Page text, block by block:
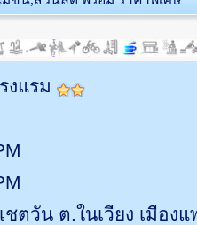
งแรม
ชตวัน ต.ในเวียง เมือง